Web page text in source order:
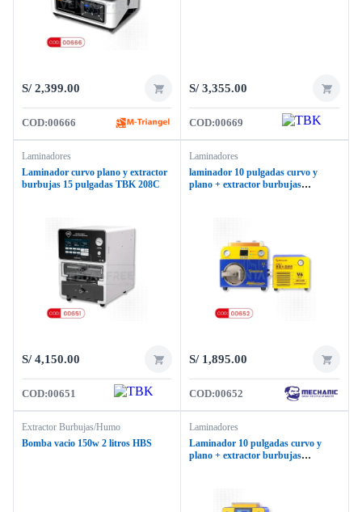
S/2,399.00
COD:00666
S/3,355.00
COD:00669
Laminadores
Laminador curvo plano y extractor
burbujas 15 pulgadas TBK 208C
S/4,150.00
COD:00651
Laminadores
laminador 10 pulgadas curvo y
plano + extractor burbujas
S/1,895.00
COD:00652
Extractor Burbujas/Humo
Bomba vacio 150w 2 litros HBS
Laminadores
Laminador 10 pulgadas curvo y
plano + extractor burbujas